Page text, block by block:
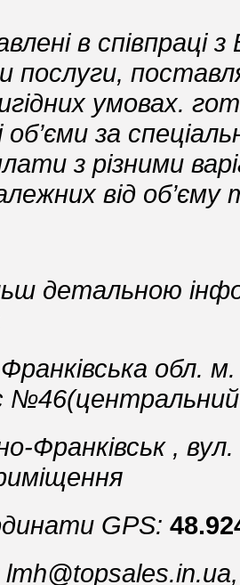
в співпраці
послуги,
умовах.
об’єми за
з різними
від об’єму
обл. м.
, вул.
GPS:
lmh@topsales.in.ua,